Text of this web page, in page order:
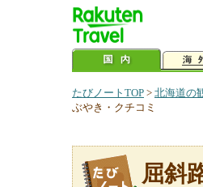
たびノートTOP > 北海道の
ぶやき・クチコミ
屈斜